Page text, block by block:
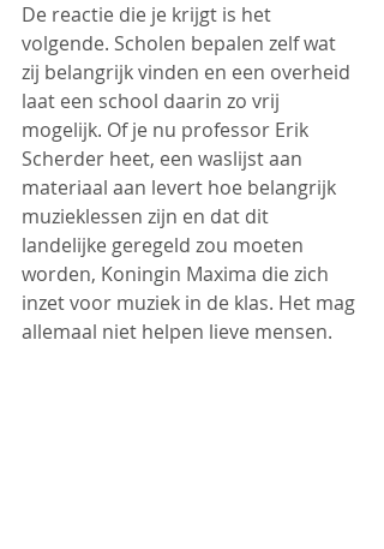
De reactie die je krijgt is het
volgende. Scholen bepalen zelf wat
zij belangrijk vinden en een overheid
laat een school daarin zo vrij
mogelijk. Of je nu professor Erik
Scherder heet, een waslijst aan
materiaal aan levert hoe belangrijk
muzieklessen zijn en dat dit
landelijke geregeld zou moeten
worden, Koningin Maxima die zich
inzet voor muziek in de klas. Het mag
allemaal niet helpen lieve mensen.